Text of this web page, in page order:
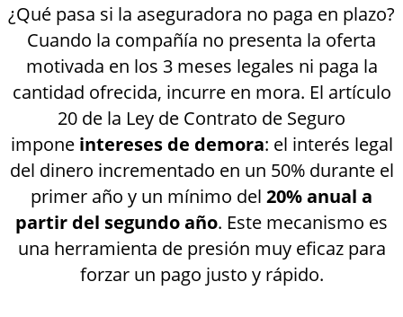
¿Qué pasa si la aseguradora no paga en plazo?
Cuando la compañía no presenta la oferta
motivada en los 3 meses legales ni paga la
cantidad ofrecida, incurre en mora. El artículo
20 de la Ley de Contrato de Seguro
impone intereses de demora: el interés legal
del dinero incrementado en un 50% durante el
primer año y un mínimo del 20% anual a
partir del segundo año. Este mecanismo es
una herramienta de presión muy eficaz para
forzar un pago justo y rápido.